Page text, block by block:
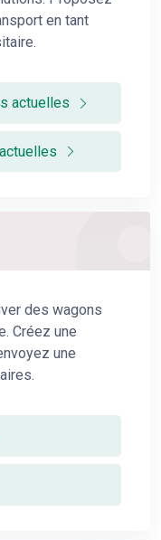
en tant
actuelles
des wagons
Créez une
une